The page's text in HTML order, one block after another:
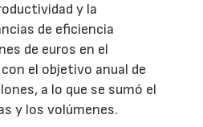
y la
de eficiencia
de euros en el
el objetivo anual de
a lo que se sumó el
y los volúmenes.